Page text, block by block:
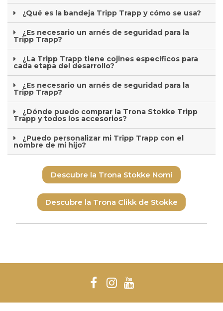
¿Qué es la bandeja Tripp Trapp y cómo se usa?
¿Es necesario un arnés de seguridad para la
Tripp Trapp?
¿La Tripp Trapp tiene cojines específicos para
cada etapa del desarrollo?
¿Es necesario un arnés de seguridad para la
Tripp Trapp?
¿Dónde puedo comprar la Trona Stokke Tripp
Trapp y todos los accesorios?
¿Puedo personalizar mi Tripp Trapp con el
nombre de mi hijo?
Descubre la Trona Stokke Nomi
Descubre la Trona Clikk de Stokke